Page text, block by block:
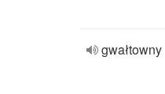
gwałtowny